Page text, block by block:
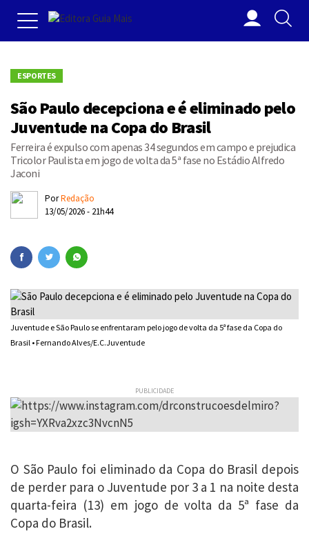
ESPORTES
São Paulo decepciona e é eliminado pelo
Juventude na Copa do Brasil
Ferreira é expulso com apenas 34 segundos em campo e prejudica
Tricolor Paulista em jogo de volta da 5ª fase no Estádio Alfredo
Jaconi
PorRedação
13/05/2026 - 21h44
Juventude e São Paulo se enfrentaram pelo jogo de volta da 5ª fase da Copa do
Brasil • Fernando Alves/E.C.Juventude
PUBLICIDADE
O São Paulo foi eliminado da Copa do Brasil depois
de perder para o Juventude por 3 a 1 na noite desta
quarta-feira (13) em jogo de volta da 5ª fase da
Copa do Brasil.